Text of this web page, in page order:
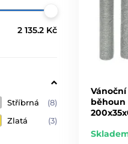
2 135.2 Kč
Stříbrná
(8)
Zlatá
(3)
běhoun